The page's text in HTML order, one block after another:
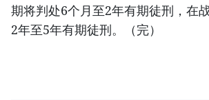
期将判处6个月至2年有期徒刑，在
2年至5年有期徒刑。（完）